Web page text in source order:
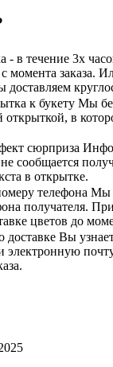
- в течение 3х
момента заказа.
к букету Мы
открыткой, в
сюрприза
сообщается
в открытке.
телефона Мы
получателя.
цветов до
доставке Вы
электронную